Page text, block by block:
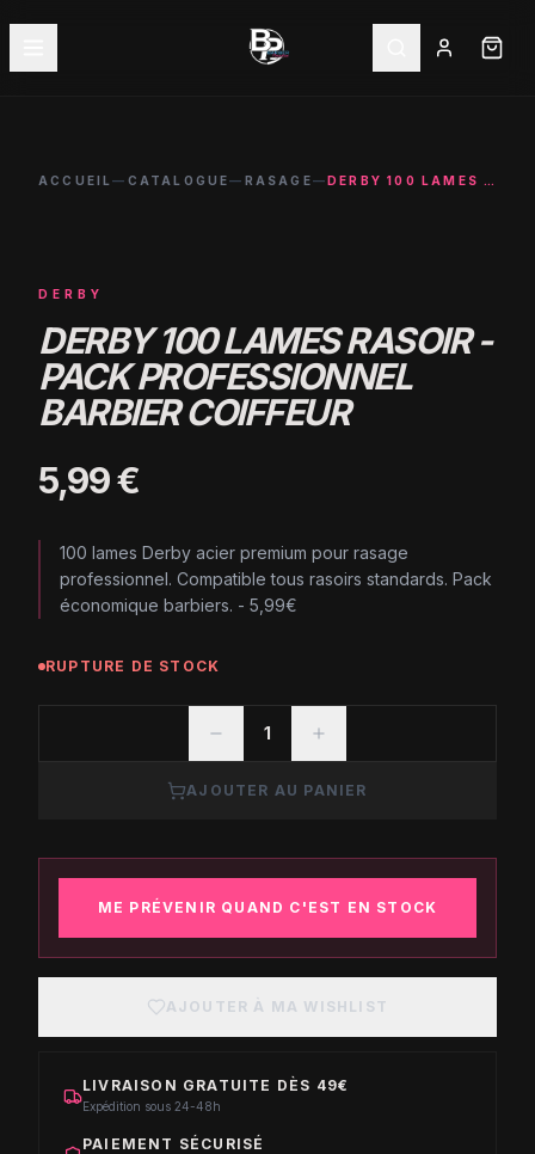
ACCUEIL— CATALOGUE— RASAGE— DERBY 100 LAMES RASOIR - PACK PROFESSIONNEL BARBIER COIFFEUR
DERBY
DERBY 100 LAMES RASOIR -
PACK PROFESSIONNEL
BARBIER COIFFEUR
5,99 €
100 lames Derby acier premium pour rasage
professionnel. Compatible tous rasoirs standards. Pack
économique barbiers. - 5,99€
RUPTURE DE STOCK
1
AJOUTER AU PANIER
ME PRÉVENIR QUAND C'EST EN STOCK
AJOUTER À MA WISHLIST
LIVRAISON GRATUITE DÈS 49€
Expédition sous 24-48h
PAIEMENT SÉCURISÉ